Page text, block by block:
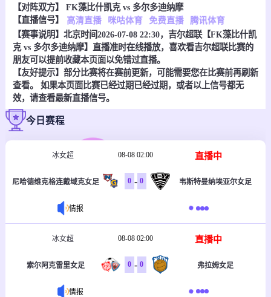
【对阵双方】 FK藻比什凯克 vs 多尔多迪纳摩
【直播信号】
高清直播 咪咕体育 免费直播 腾讯体育
【赛事说明】北京时间2026-07-08 22:30，吉尔超联【FK藻比什凯
克 vs 多尔多迪纳摩】直播准时在线播放，喜欢看吉尔超联比赛的
朋友可以提前收藏本页面以免错过直播。
【友好提示】部分比赛将在赛前更新，可能需要您在比赛前再刷新
查看。 如果本页面比赛已经过期已经过期，或者以上信号都无
效，请查看最新直播信号。
今日赛程
冰女超 08-08 02:00 直播中
尼哈德维克格连戴域克女足 0 - 0 韦斯特曼纳埃亚尔女足
情报
冰女超 08-08 02:00 直播中
索尔阿克雷里女足 0 - 0 弗拉姆女足
情报